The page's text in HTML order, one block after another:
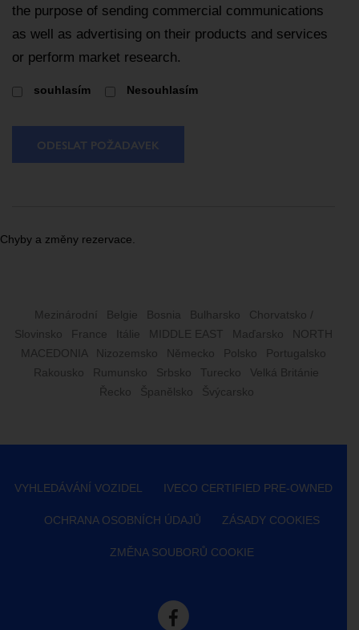
the purpose of sending commercial communications
as well as advertising on their products and services
or perform market research.
souhlasím Nesouhlasím
ODESLAT POŽADAVEK
Chyby a změny rezervace.
Mezinárodní Belgie Bosnia Bulharsko
Chorvatsko /
Slovinsko
France Itálie MIDDLE EAST Maďarsko
NORTH
MACEDONIA
Nizozemsko Německo Polsko
Portugalsko
Rakousko
Rumunsko Srbsko Turecko
Velká Británie
Řecko
Španělsko Švýcarsko
VYHLEDÁVÁNÍ VOZIDEL IVECO CERTIFIED PRE-OWNED
OCHRANA OSOBNÍCH ÚDAJŮ ZÁSADY COOKIES
ZMĚNA SOUBORŮ COOKIE